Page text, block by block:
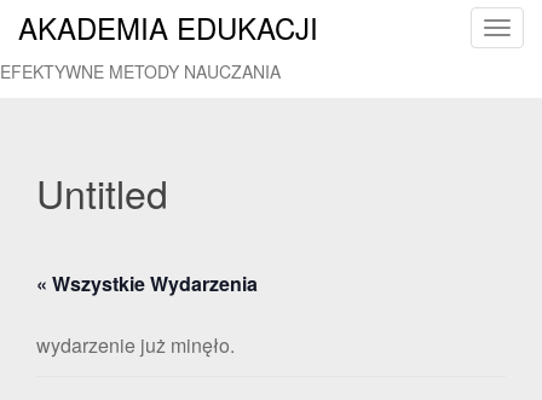
T
AKADEMIA EDUKACJI
EFEKTYWNE METODY NAUCZANIA
Untitled
« Wszystkie Wydarzenia
wydarzenie już minęło.